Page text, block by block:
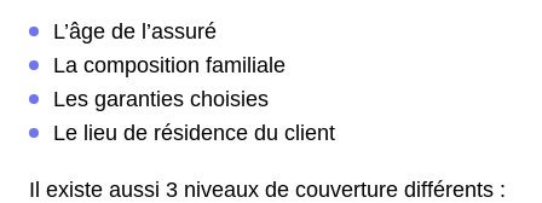
L’âge de l’assuré
La composition familiale
Les garanties choisies
Le lieu de résidence du client
Il existe aussi 3 niveaux de couverture différents :